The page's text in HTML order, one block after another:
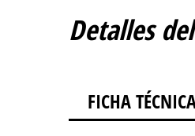
Detalles
FICHA